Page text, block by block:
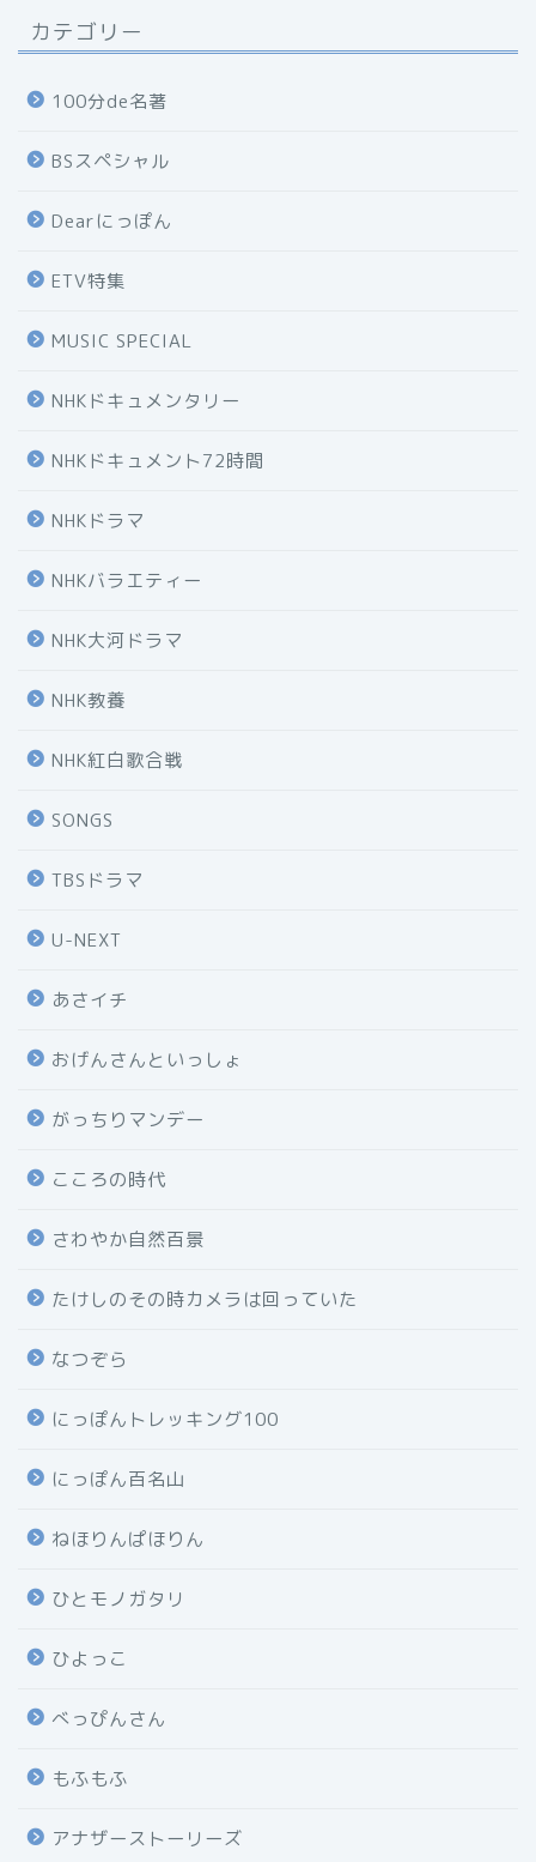
カテゴリー
100分de名著
BSスペシャル
Dearにっぽん
ETV特集
MUSIC SPECIAL
NHKドキュメンタリー
NHKドキュメント72時間
NHKドラマ
NHKバラエティー
NHK大河ドラマ
NHK教養
NHK紅白歌合戦
SONGS
TBSドラマ
U-NEXT
あさイチ
おげんさんといっしょ
がっちりマンデー
こころの時代
さわやか自然百景
たけしのその時カメラは回っていた
なつぞら
にっぽんトレッキング100
にっぽん百名山
ねほりんぱほりん
ひとモノガタリ
ひよっこ
べっぴんさん
もふもふ
アナザーストーリーズ